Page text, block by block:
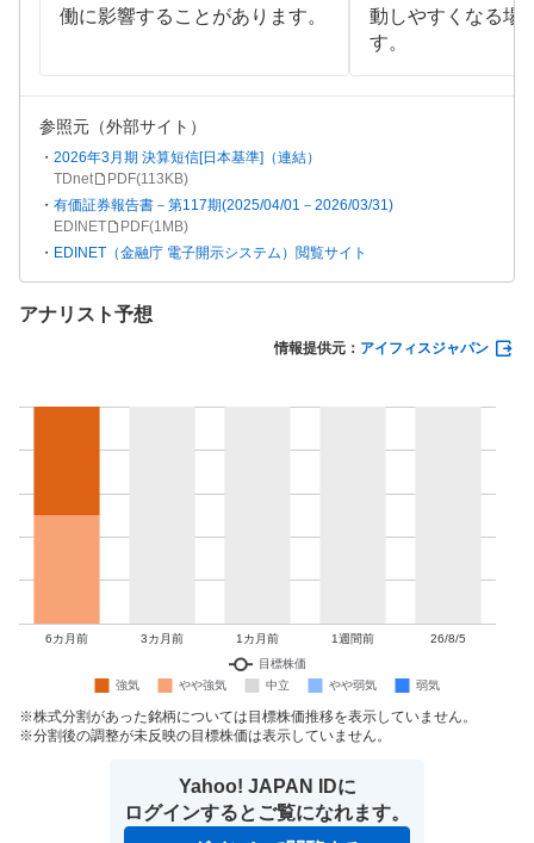
働に影響することがあります。
動しやすくなる場
す。
参照元（外部サイト）
2026年3月期 決算短信[日本基準]（連結）
TDnet
PDF(113KB)
有価証券報告書－第117期(2025/04/01－2026/03/31)
EDINET
PDF(1MB)
EDINET（金融庁 電子開示システム）閲覧サイト
アナリスト予想
情報提供元： アイフィスジャパン
株式分割があった銘柄については目標株価推移を表示していません。
分割後の調整が未反映の目標株価は表示していません。
Yahoo! JAPAN IDに
ログインするとご覧になれます。